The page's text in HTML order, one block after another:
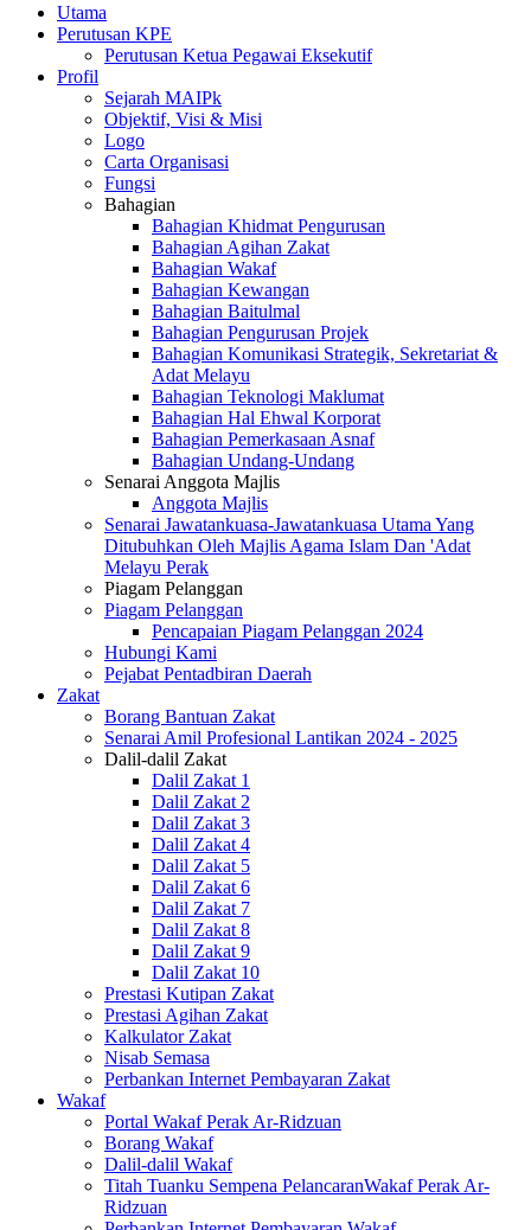
Utama
Perutusan KPE
Perutusan Ketua Pegawai Eksekutif
Profil
Sejarah MAIPk
Objektif, Visi & Misi
Logo
Carta Organisasi
Fungsi
Bahagian
Bahagian Khidmat Pengurusan
Bahagian Agihan Zakat
Bahagian Wakaf
Bahagian Kewangan
Bahagian Baitulmal
Bahagian Pengurusan Projek
Bahagian Komunikasi Strategik, Sekretariat &
Adat Melayu
Bahagian Teknologi Maklumat
Bahagian Hal Ehwal Korporat
Bahagian Pemerkasaan Asnaf
Bahagian Undang-Undang
Senarai Anggota Majlis
Anggota Majlis
Senarai Jawatankuasa-Jawatankuasa Utama Yang
Ditubuhkan Oleh Majlis Agama Islam Dan 'Adat
Melayu Perak
Piagam Pelanggan
Piagam Pelanggan
Pencapaian Piagam Pelanggan 2024
Hubungi Kami
Pejabat Pentadbiran Daerah
Zakat
Borang Bantuan Zakat
Senarai Amil Profesional Lantikan 2024 - 2025
Dalil-dalil Zakat
Dalil Zakat 1
Dalil Zakat 2
Dalil Zakat 3
Dalil Zakat 4
Dalil Zakat 5
Dalil Zakat 6
Dalil Zakat 7
Dalil Zakat 8
Dalil Zakat 9
Dalil Zakat 10
Prestasi Kutipan Zakat
Prestasi Agihan Zakat
Kalkulator Zakat
Nisab Semasa
Perbankan Internet Pembayaran Zakat
Wakaf
Portal Wakaf Perak Ar-Ridzuan
Borang Wakaf
Dalil-dalil Wakaf
Titah Tuanku Sempena PelancaranWakaf Perak Ar-
Ridzuan